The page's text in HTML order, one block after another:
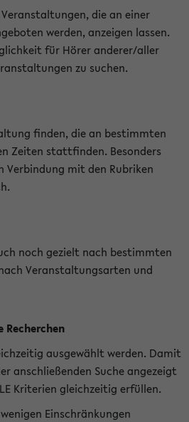
die an einer
werden, anzeigen lassen.
für Hörer anderer/aller
zu suchen.
finden, die an bestimmten
Zeiten stattfinden. Besonders
Verbindung mit den Rubriken
noch gezielt nach bestimmten
Veranstaltungsarten und
Recherchen
ausgewählt werden. Damit
anschließenden Suche angezeigt
Kriterien gleichzeitig erfüllen.
Einschränkungen